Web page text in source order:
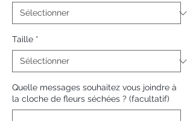
Taille *
Quelle messages souhaitez vous joindre à
la cloche de fleurs séchées ? (facultatif)